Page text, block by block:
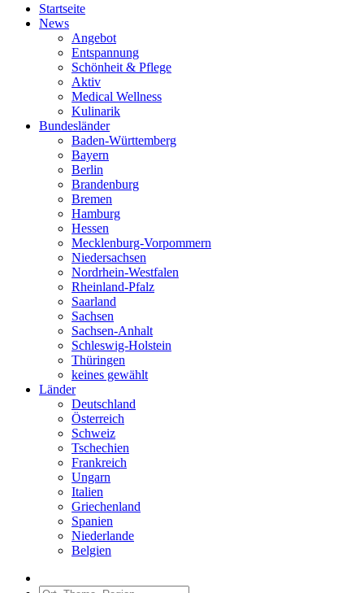
Startseite
News
Angebot
Entspannung
Schönheit & Pflege
Aktiv
Medical Wellness
Kulinarik
Bundesländer
Baden-Württemberg
Bayern
Berlin
Brandenburg
Bremen
Hamburg
Hessen
Mecklenburg-Vorpommern
Niedersachsen
Nordrhein-Westfalen
Rheinland-Pfalz
Saarland
Sachsen
Sachsen-Anhalt
Schleswig-Holstein
Thüringen
keines gewählt
Länder
Deutschland
Österreich
Schweiz
Tschechien
Frankreich
Ungarn
Italien
Griechenland
Spanien
Niederlande
Belgien